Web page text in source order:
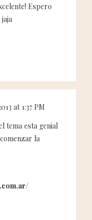
Espero
at 1:37 PM
tema esta genial
la